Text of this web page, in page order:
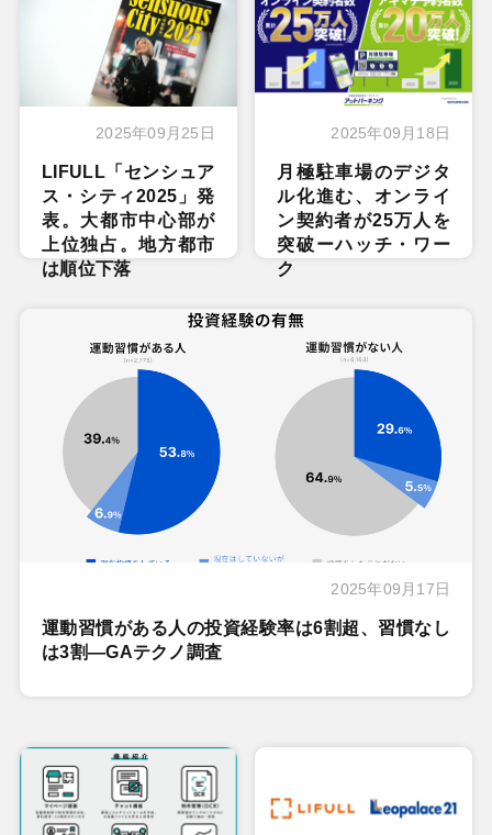
2025年09月25日
LIFULL「センシュア
ス・シティ2025」発
表。大都市中心部が
上位独占。地方都市
は順位下落
2025年09月18日
月極駐車場のデジタ
ル化進む、オンライ
ン契約者が25万人を
突破ーハッチ・ワー
ク
2025年09月17日
運動習慣がある人の投資経験率は6割超、習慣なし
は3割―GAテクノ調査